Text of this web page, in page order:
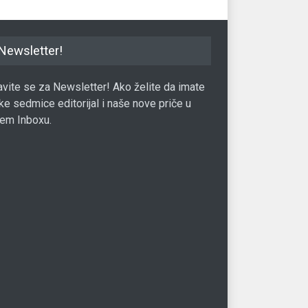
se za Newsletter! Ako želite da imate
sedmice editorijal i naše nove priče u
Inboxu.